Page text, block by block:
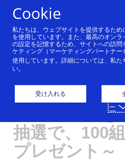
「Visaカード
で使って、東
ンピック観戦
当てよう！
ャンペーンを
抽選で、100
プレゼント～
Cookie
私たちは、ウェブサイトを提供するた
を使用しています。また、最高のオン
の設定を記憶するため、サイトへの訪
ケティング（マーケティングパートナ
使用しています。詳細については、私た
い。
受け入れる
ー